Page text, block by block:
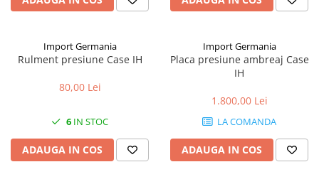
1.5.5. Pistoane & camasi piston
1.5.9. Chiulasa si supape
2.5.2. Garduri electrice
2.5.3 Accesorii animale
2.5.4. Accesorii insilozare si
malaxoare furaje
Import Germania
Rulment presiune Case IH
80,00 Lei
6 IN STOC
ADAUGA IN COS
Import Germania
Placa presiune ambreaj Case
IH
1.800,00 Lei
LA COMANDA
ADAUGA IN COS